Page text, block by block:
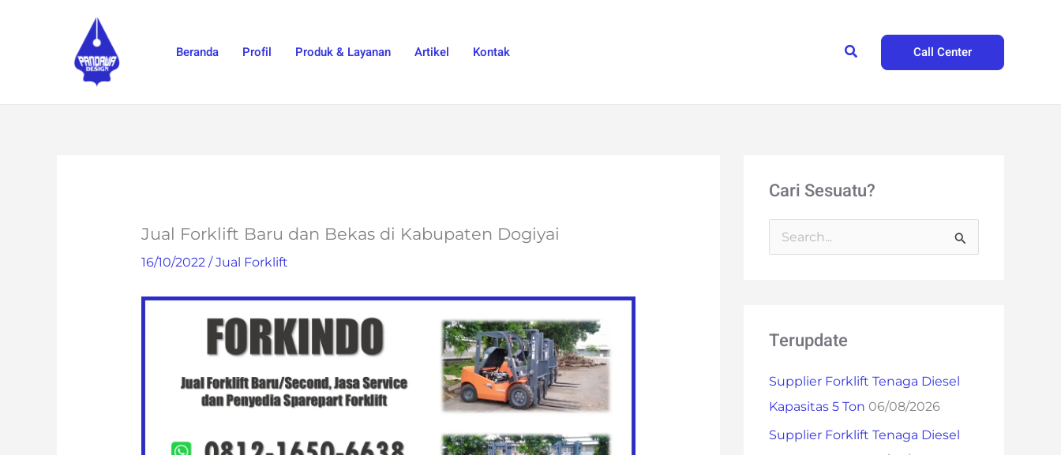
Beranda Profil Produk & Layanan Artikel Kontak Search Call Center
Jual Forklift Baru dan Bekas di Kabupaten Dogiyai
16/10/2022 /Jual Forklift
Cari Sesuatu?
r
Terupdate
Supplier Forklift Tenaga Diesel
Kapasitas 5 Ton 06/08/2026
Supplier Forklift Tenaga Diesel